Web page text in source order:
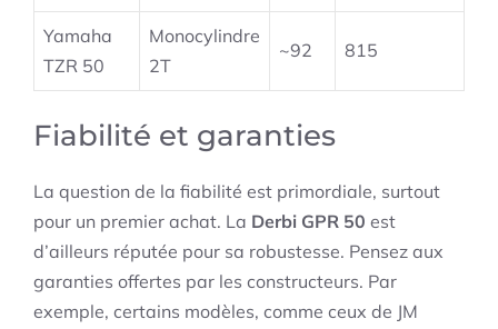
Yamaha
TZR 50
Monocylindre
2T
~92 815
Fiabilité et garanties
La question de la fiabilité est primordiale, surtout
pour un premier achat. La Derbi GPR 50 est
d’ailleurs réputée pour sa robustesse. Pensez aux
garanties offertes par les constructeurs. Par
exemple, certains modèles, comme ceux de JM